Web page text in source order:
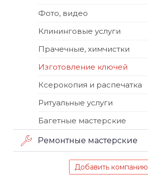
Фото, видео
Клининговые услуги
Прачечные, химчистки
Изготовление ключей
Ксерокопия и распечатка
Ритуальные услуги
Багетные мастерские
Ремонтные мастерские
Добавить компанию